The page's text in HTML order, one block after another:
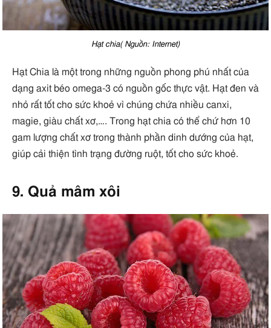
Hạt chia( Nguồn: Internet)
Hạt Chia là một trong những nguồn phong phú nhất của
dạng axit béo omega-3 có nguồn gốc thực vật. Hạt đen và
nhỏ rất tốt cho sức khoẻ vì chúng chứa nhiều canxi,
magie, giàu chất xơ,…. Trong hạt chia có thể chứ hơn 10
gam lượng chất xơ trong thành phần dinh dướng của hạt,
giúp cải thiện tình trạng đường ruột, tốt cho sức khoẻ.
9. Quả mâm xôi